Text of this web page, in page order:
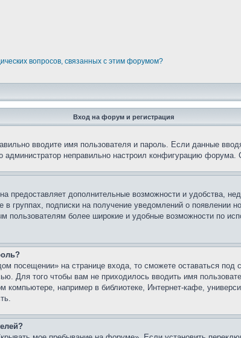
вопросов, связанных с этим форумом?
Вход на форум и регистрация
вводите имя пользователя и пароль. Если данные
неправильно настроил конфигурацию форума.
предоставляет дополнительные возможности и удобства,
в группах, подписки на получение уведомлений о
пользователям более широкие и удобные возможности по
посещении» на странице входа, то сможете оставаться
Для того чтобы вам не приходилось вводить имя
например в библиотеке, Интернет-кафе,